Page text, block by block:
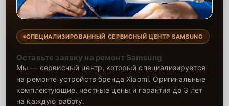
СПЕЦИАЛИЗИРОВАННЫЙ СЕРВИСНЫЙ ЦЕНТР SAMSUNG
Оставьте заявку на ремонт Samsung
Мы — сервисный центр, который специализируется
на ремонте устройств бренда Xiaomi. Оригинальные
комплектующие, честные цены и гарантия до 3 лет
на каждую работу.